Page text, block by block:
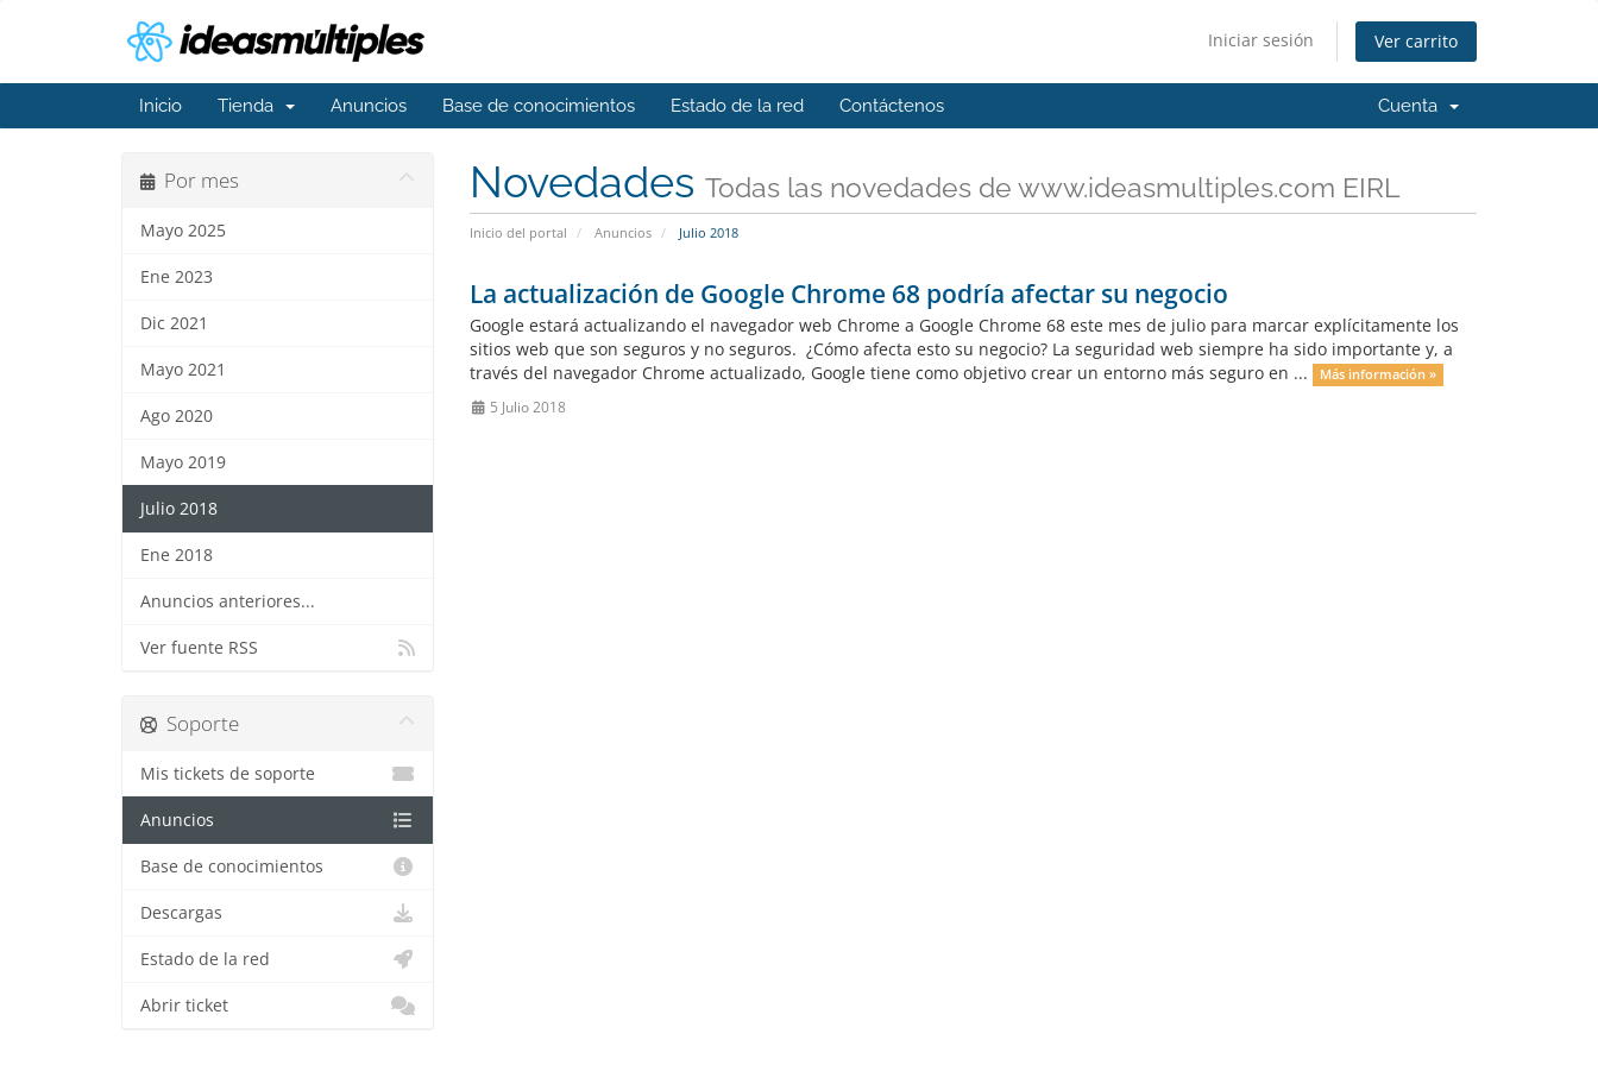
Iniciar sesión Ver carrito
Inicio Tienda Anuncios Base de conocimientos Estado de la red Contáctenos Cuenta
Novedades Todas las novedades de www.ideasmultiples.com EIRL
Inicio del portal Anuncios Julio 2018
Por mes
Mayo 2025
Ene 2023
Dic 2021
Mayo 2021
Ago 2020
Mayo 2019
Julio 2018
Ene 2018
Anuncios anteriores...
Ver fuente RSS
La actualización de Google Chrome 68 podría afectar su negocio
Google estará actualizando el navegador web Chrome a Google Chrome 68 este mes de julio para marcar explícitamente los
sitios web que son seguros y no seguros. ¿Cómo afecta esto su negocio? La seguridad web siempre ha sido importante y, a
través del navegador Chrome actualizado, Google tiene como objetivo crear un entorno más seguro en ...
Más información »
5 Julio 2018
Soporte
Mis tickets de soporte
Anuncios
Base de conocimientos
Descargas
Estado de la red
Abrir ticket